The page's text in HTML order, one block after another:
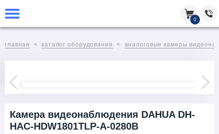
0
главная каталог оборудования аналоговые камеры
Камера видеонаблюдения DAHUA DH-
HAC-HDW1801TLP-A-0280B